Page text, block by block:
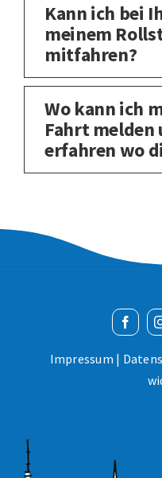
Kann ich bei
meinem
mitfahren?
Wo kann ich
Fahrt melden
erfahren wo
Impressum |